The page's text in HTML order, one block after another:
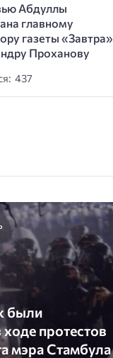
Абдуллы
главному
газеты «Завтра»
Проханову
437
были
протестов
мэра Стамбула